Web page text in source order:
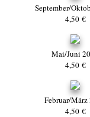
September/
4,50 €
Mai/Juni
4,50 €
Februar/März
4,50 €